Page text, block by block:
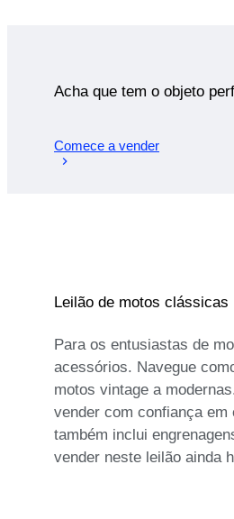
Acha que tem o objeto
Comece a vender
Leilão de motos clássicas
Para os entusiastas de
acessórios. Navegue
motos vintage a
vender com confiança
também inclui
vender neste leilão ainda